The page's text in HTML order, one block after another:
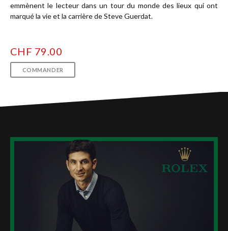
emmènent le lecteur dans un tour du monde des lieux qui ont
marqué la vie et la carrière de Steve Guerdat.
CHF 79.00
COMMANDER